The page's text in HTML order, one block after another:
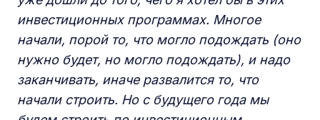
инвестиционных программах. Многое
начали, порой то, что могло подождать (оно
нужно будет, но могло подождать), и надо
заканчивать, иначе развалится то, что
начали строить. Но с будущего года мы